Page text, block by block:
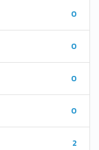
0
0
0
0
2